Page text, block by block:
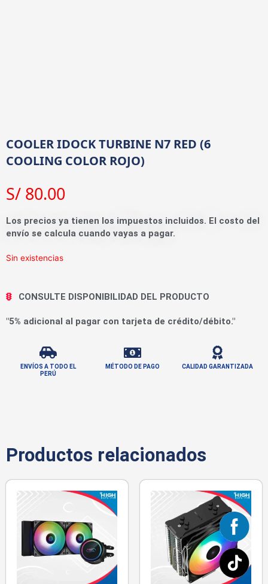
COOLER IDOCK TURBINE N7 RED (6
COOLING COLOR ROJO)
S/ 80.00
Los precios ya tienen los impuestos incluidos. El costo del
envío se calcula cuando vayas a pagar.
Sin existencias
CONSULTE DISPONIBILIDAD DEL PRODUCTO
"5% adicional al pagar con tarjeta de crédito/débito."
ENVÍOS A TODO EL
PERÚ
MÉTODO DE PAGO CALIDAD GARANTIZADA
Productos relacionados